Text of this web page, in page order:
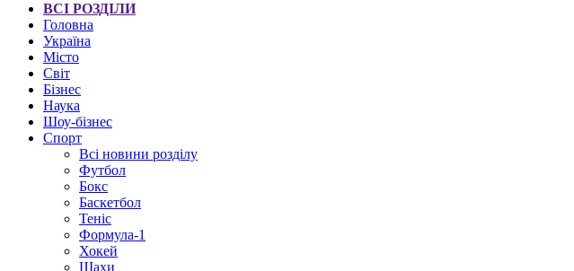
ВСІ РОЗДІЛИ
Головна
Україна
Місто
Світ
Бізнес
Наука
Шоу-бізнес
Спорт
Всі новини розділу
Футбол
Бокс
Баскетбол
Теніс
Формула-1
Хокей
Шахи